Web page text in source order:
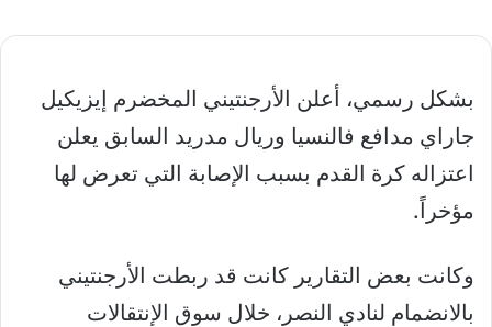
إلكترونيا
بشكل ‏رسمي، أعلن الأرجنتيني المخضرم إيزيكيل
جاراي مدافع فالنسيا وريال مدريد السابق يعلن
اعتزاله كرة القدم بسبب الإصابة التي تعرض لها
مؤخراً.
وكانت بعض التقارير كانت قد ربطت الأرجنتيني
بالانضمام لنادي النصر، خلال سوق الإنتقالات